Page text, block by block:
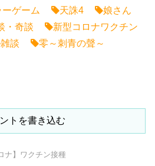
ゲーム 天誅4
娘さん
・奇談
新型コロナワクチン
雑談 零～刺青の聲～
トを書き込む
ナ】ワクチン接種